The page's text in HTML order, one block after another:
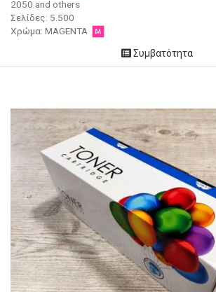
2050 and others
Σελίδες: 5.500
Χρώμα: MAGENTA
Συμβατότητα